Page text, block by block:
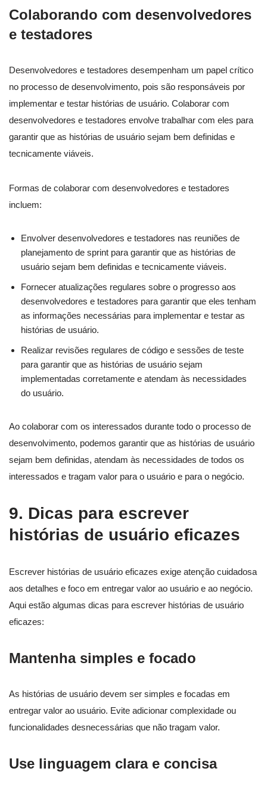
Colaborando com desenvolvedores
e testadores
Desenvolvedores e testadores desempenham um papel crítico
no processo de desenvolvimento, pois são responsáveis por
implementar e testar histórias de usuário. Colaborar com
desenvolvedores e testadores envolve trabalhar com eles para
garantir que as histórias de usuário sejam bem definidas e
tecnicamente viáveis.
Formas de colaborar com desenvolvedores e testadores
incluem:
Envolver desenvolvedores e testadores nas reuniões de
planejamento de sprint para garantir que as histórias de
usuário sejam bem definidas e tecnicamente viáveis.
Fornecer atualizações regulares sobre o progresso aos
desenvolvedores e testadores para garantir que eles tenham
as informações necessárias para implementar e testar as
histórias de usuário.
Realizar revisões regulares de código e sessões de teste
para garantir que as histórias de usuário sejam
implementadas corretamente e atendam às necessidades
do usuário.
Ao colaborar com os interessados durante todo o processo de
desenvolvimento, podemos garantir que as histórias de usuário
sejam bem definidas, atendam às necessidades de todos os
interessados e tragam valor para o usuário e para o negócio.
9. Dicas para escrever
histórias de usuário eficazes
Escrever histórias de usuário eficazes exige atenção cuidadosa
aos detalhes e foco em entregar valor ao usuário e ao negócio.
Aqui estão algumas dicas para escrever histórias de usuário
eficazes:
Mantenha simples e focado
As histórias de usuário devem ser simples e focadas em
entregar valor ao usuário. Evite adicionar complexidade ou
funcionalidades desnecessárias que não tragam valor.
Use linguagem clara e concisa